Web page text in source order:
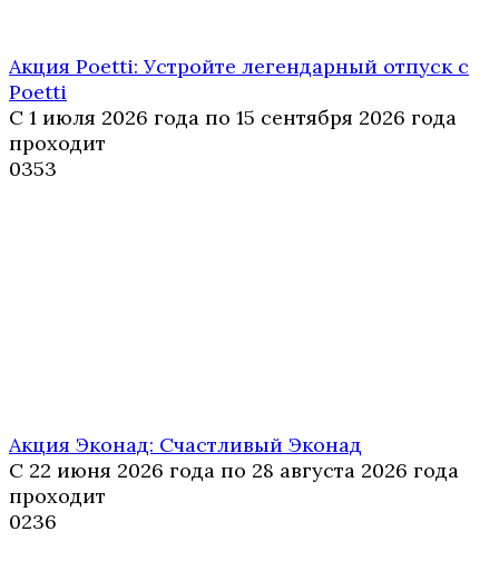
Акция Poetti: Устройте легендарный отпуск с
Poetti
С 1 июля 2026 года по 15 сентября 2026 года
проходит
0353
Акция Эконад: Счастливый Эконад
С 22 июня 2026 года по 28 августа 2026 года
проходит
0236